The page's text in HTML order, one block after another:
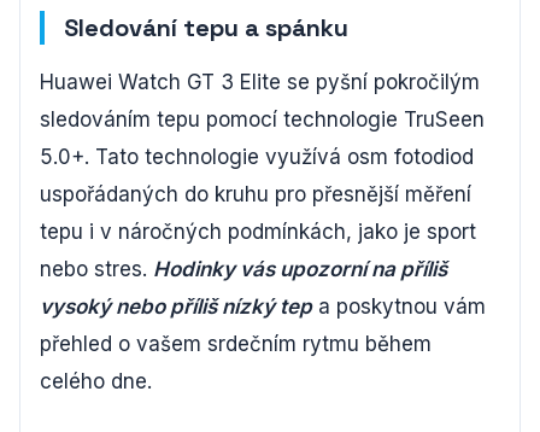
Sledování tepu a spánku
Huawei Watch GT 3 Elite se pyšní pokročilým
sledováním tepu pomocí technologie TruSeen
5.0+. Tato technologie využívá osm fotodiod
uspořádaných do kruhu pro přesnější měření
tepu i v náročných podmínkách, jako je sport
nebo stres. Hodinky vás upozorní na příliš
vysoký nebo příliš nízký tepa poskytnou vám
přehled o vašem srdečním rytmu během
celého dne.